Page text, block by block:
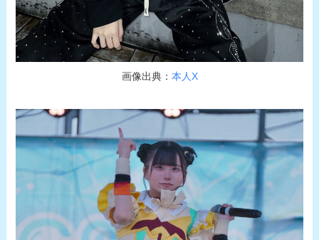
画像出典： 本人X